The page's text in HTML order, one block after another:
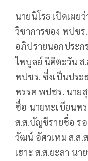
นายนิโรธ เปิดเผ
วิชาการของ พปช
อภิปรายนอกประก
ไพบูลย์ นิติตะวัน
พปชร. ซึ่งเป็นปร
พรรค พปชร. นาย
ชื่อ นายทะเบียนพ
ส.ส.บัญชีรายชื่อ ร
วัฒน์ อัศวเหม ส.ส.
เฮาะ ส.ส.ยะลา น